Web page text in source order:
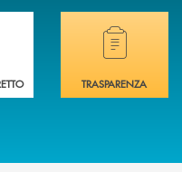
di Banca di Caraglio.
di assistenza immediata?
Hai bisogno di
TRASPARENZA